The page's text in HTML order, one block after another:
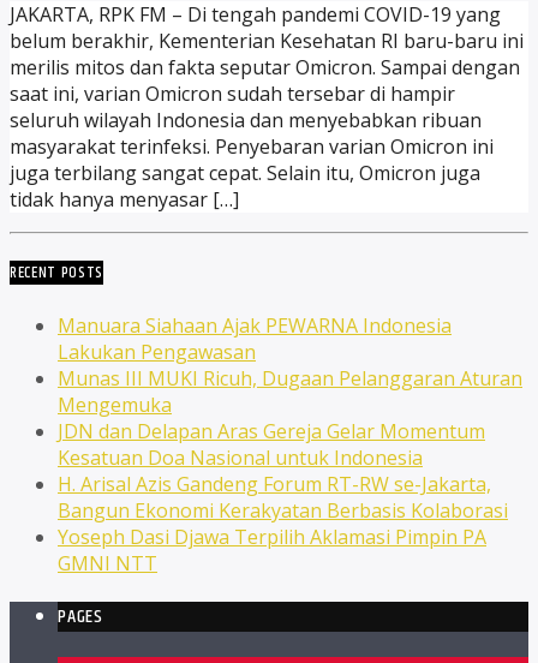
JAKARTA, RPK FM – Di tengah pandemi COVID-19 yang
belum berakhir, Kementerian Kesehatan RI baru-baru ini
merilis mitos dan fakta seputar Omicron. Sampai dengan
saat ini, varian Omicron sudah tersebar di hampir
seluruh wilayah Indonesia dan menyebabkan ribuan
masyarakat terinfeksi. Penyebaran varian Omicron ini
juga terbilang sangat cepat. Selain itu, Omicron juga
tidak hanya menyasar […]
RECENT POSTS
Manuara Siahaan Ajak PEWARNA Indonesia
Lakukan Pengawasan
Munas III MUKI Ricuh, Dugaan Pelanggaran Aturan
Mengemuka
JDN dan Delapan Aras Gereja Gelar Momentum
Kesatuan Doa Nasional untuk Indonesia
H. Arisal Azis Gandeng Forum RT-RW se-Jakarta,
Bangun Ekonomi Kerakyatan Berbasis Kolaborasi
Yoseph Dasi Djawa Terpilih Aklamasi Pimpin PA
GMNI NTT
PAGES